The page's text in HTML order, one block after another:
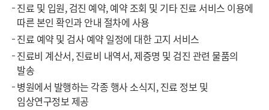
진료 및 입원, 검진 예약, 예약 조회 및 기타 진료 서비스 이용에
따른 본인 확인과 안내 절차에 사용
진료 예약 및 검사 예약 일정에 대한 고지 서비스
진료비 계산서, 진료비 내역서, 제증명 및 검진 관련 물품의
발송
병원에서 발행하는 각종 행사 소식지, 진료 정보 및
임상연구정보 제공